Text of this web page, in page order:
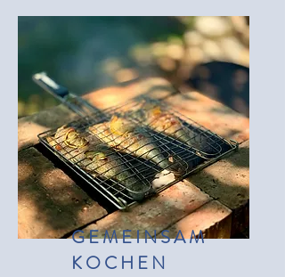
GEMEINSAM
KOCHEN